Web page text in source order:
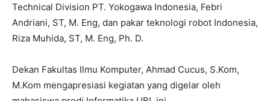
Technical Division PT. Yokogawa Indonesia, Febri
Andriani, ST, M. Eng, dan pakar teknologi robot Indonesia,
Riza Muhida, ST, M. Eng, Ph. D.
Dekan Fakultas Ilmu Komputer, Ahmad Cucus, S.Kom,
M.Kom mengapresiasi kegiatan yang digelar oleh